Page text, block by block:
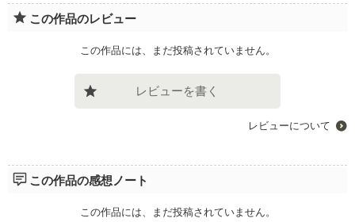
この作品のレビュー
この作品には、まだ投稿されていません。
レビューを書く
レビューについて
この作品の感想ノート
この作品には、まだ投稿されていません。